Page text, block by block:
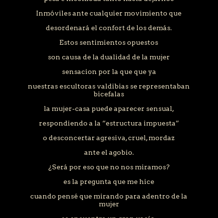
bicefalas
la mujer-casa puede aparecer sensual,
respondiendo a la “estructura impuesta”
o desconcertar agresiva, cruel, mordaz
ante el agobio.
¿Será por eso que no nos miramos?
mujer
se encuentra un gran vacío.
vacío del espacio que dejamos por llenar,
sin ser nosotras mismas
por estirarnos a cobijar a los otros
sin pensar que podemos estar sofocandolos